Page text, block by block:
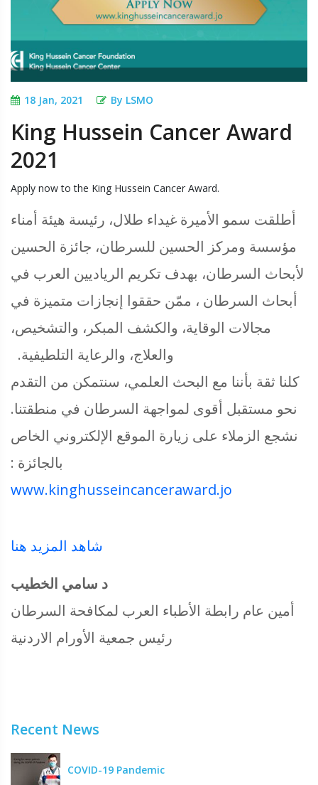
18 Jan, 2021 By LSMO
King Hussein Cancer Award
2021
Apply now to the King Hussein Cancer Award.
أطلقت سمو الأميرة غيداء طلال، رئيسة هيئة أمناء
مؤسسة ومركز الحسين للسرطان، جائزة الحسين
لأبحاث السرطان، بهدف تكريم الرياديين العرب في
أبحاث السرطان ، ممّن حققوا إنجازات متميزة في
مجالات الوقاية، والكشف المبكر، والتشخيص،
والعلاج، والرعاية التلطيفية.
كلنا ثقة بأننا مع البحث العلمي، سنتمكن من التقدم
نحو مستقبل أقوى لمواجهة السرطان في منطقتنا.
نشجع الزملاء على زيارة الموقع الإلكتروني الخاص
بالجائزة :
www.kinghusseincanceraward.jo
شاهد المزيد هنا
د سامي الخطيب
أمين عام رابطة الأطباء العرب لمكافحة السرطان
رئيس جمعية الأورام الاردنية
Recent News
COVID-19 Pandemic